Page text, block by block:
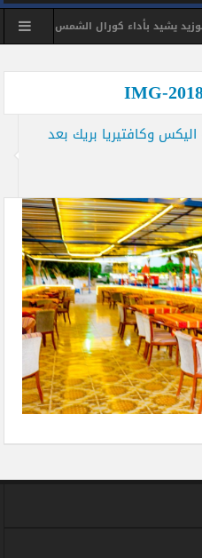
يشيد بأداء كورال الشمس خلال بروفة
وكافتيريا بريك بعد
IMG-